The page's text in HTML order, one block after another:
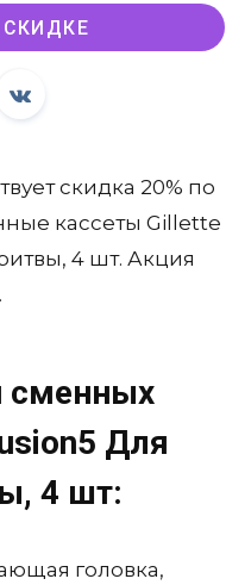
скидка 20% по
кассеты Gillette
4 шт. Акция
сменных
Для
4 шт:
головка,